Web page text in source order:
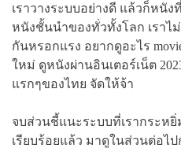
เราวางระบบอย่างดี แล้วก็หนัง
หนังชั้นนำของทั่วทั้งโลก เราไ
กันหรอกแรง อยากดูอะไร
ใหม่ ดูหนังผ่านอินเตอร์เน็ต
แรกๆของไทย จัดให้จ้า
จบส่วนชี้แนะระบบที่เรากระหยิ่
เรียบร้อยแล้ว มาดูในส่วนต่อ